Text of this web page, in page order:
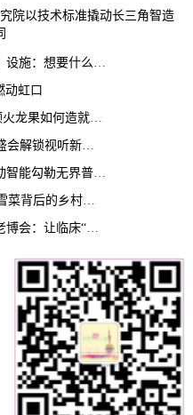
院以技术标准撬动长三角智造
探访国家蛋白质科学研究（上海）设施：想要什么蛋白 AI直接设计合成
动虹口
（乡村“头雁”）“头雁”破局，一颗火龙果如何造就沪上乡村特色产业化路径
AI观赛来了！这场移动通信行业盛会解锁视听新玩法
2026年世界移动通信大会：以移动智能勾勒无界普惠新愿景
（乡村“头雁”）三代腌一味 一颗雪菜背后的乡村致富经
虹桥健康科技产业创新中心亮相老博会：让临床“需求”定义银发经济新生态